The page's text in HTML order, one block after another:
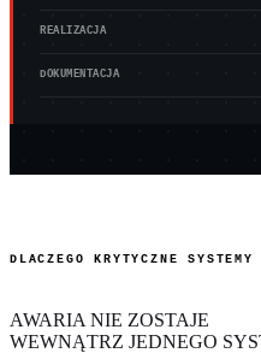
REALIZACJA
DOKUMENTACJA
DLACZEGO KRYTYCZNE
AWARIA NIE ZOSTAJE
WEWNĄTRZ JEDNEGO